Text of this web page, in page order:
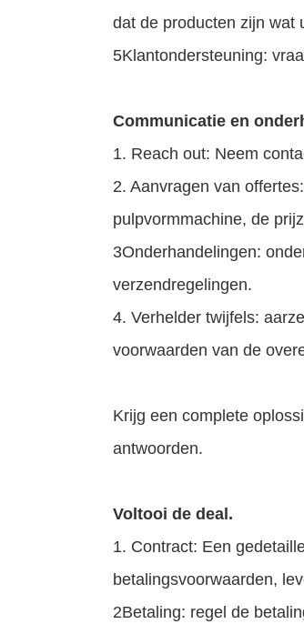
dat de producten zijn wat
5Klantondersteuning:
Communicatie en
1. Reach out: Neem
2. Aanvragen van
pulpvormmachine, de
3Onderhandelingen:
verzendregelingen.
4. Verhelder twijfels:
voorwaarden van de
Krijg een complete
antwoorden.
Voltooi de deal.
1. Contract: Een
betalingsvoorwaarden,
2Betaling: regel de